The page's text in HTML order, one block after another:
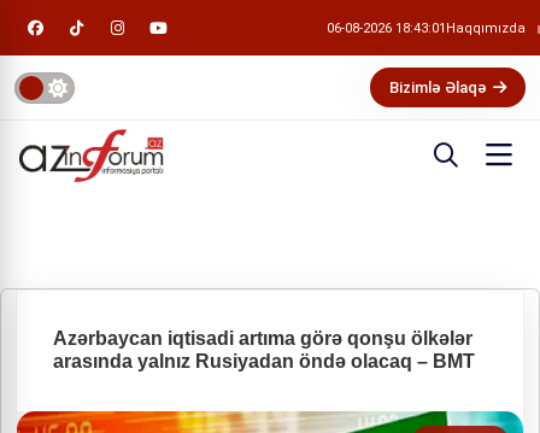
06-08-2026 18:43:01 Haqqımızda
Bizimlə Əlaqə
Azərbaycan iqtisadi artıma görə qonşu ölkələr
arasında yalnız Rusiyadan öndə olacaq – BMT